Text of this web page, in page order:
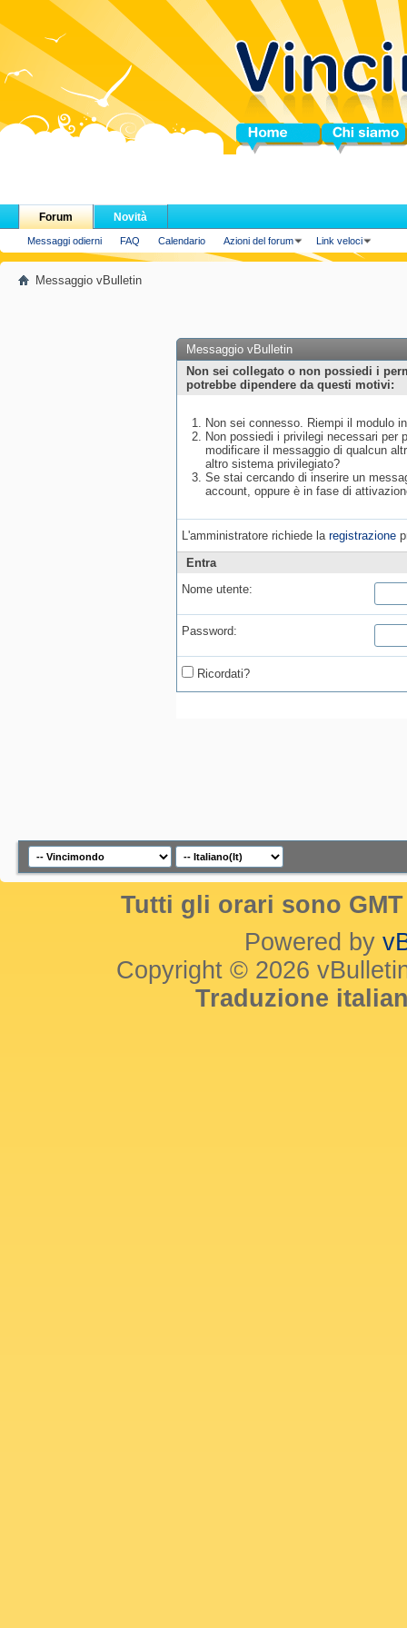
Home Chi siamo
Forum
Messaggi odierni FAQ Calendario Azioni del forum Link veloci
Novità
Messaggio vBulletin
Messaggio vBulletin
Non sei collegato o non possiedi i
potrebbe dipendere da questi motivi:
Non sei connesso. Riempi il modulo
Non possiedi i privilegi necessari per
modificare il messaggio di qualcun
altro sistema privilegiato?
Se stai cercando di inserire un
account, oppure è in fase di
L'amministratore richiede la registrazione
Entra
Nome utente:
Password:
Ricordati?
Tutti gli orari sono
Powered by
Copyright © 2026
Traduzione